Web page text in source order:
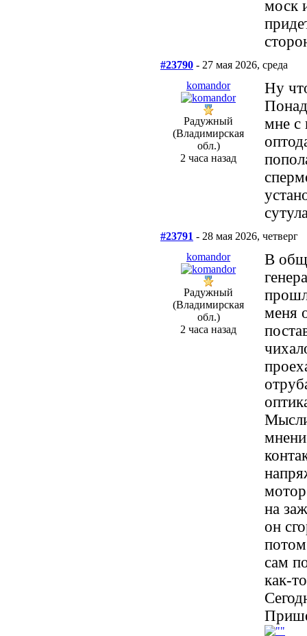
моск
#23790 - 27 мая 2026, среда
komandor
Радужный
(Владимирская
обл.)
2 часа назад
Ну
мне с
#23791 - 28 мая 2026, четверг
komandor
Радужный
(Владимирская
обл.)
2 часа назад
В
меня
на
он
сам
как-